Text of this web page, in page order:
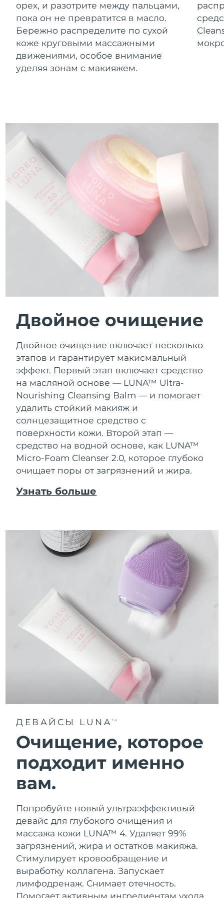
орех, и разотрите между пальцами,
пока он не превратится в масло.
Бережно распределите по сухой
коже круговыми массажными
движениями, особое внимание
уделяя зонам с макияжем.
Двойное очищение
Двойное очищение включает несколько
этапов и гарантирует макисмальный
эффект. Первый этап включает средство
на масляной основе — LUNA™ Ultra-
Nourishing Cleansing Balm — и помогает
удалить стойкий макияж и
солнцезащитное средство с
поверхности кожи. Второй этап —
средство на водной основе, как LUNA™
Micro-Foam Cleanser 2.0, которое глубоко
очищает поры от загрязнений и жира.
Узнать больше
ДЕВАЙСЫ LUNATM
Очищение, которое
подходит именно
вам.
Попробуйте новый ультраэффективый
девайс для глубокого очищения и
массажа кожи LUNA™ 4. Удаляет 99%
загрязнений, жира и остатков макияжа.
Стимулирует кровообращение и
выработку коллагена. Запускает
лимфодренаж. Снимает отечность.
08/08/2026
Словения
Ожидаемая дата доставки
08/08/2026
Южно-Африканская
Республика
Ожидаемая дата доставки
Испания
Швеция
Ожидаемая дата доставки
Швейцария
Ожидаемая дата доставки
08/08/2026
Тайвань
Ожидаемая дата доставки
13/08/2026
Ожидаемая дата доставки
12/08/2026
Ожидаемая дата доставки
Ожидаемая дата доставки
Соединенные
Штаты
Ожидаемая дата доставки
09/08/2026
Узбекистан
Ожидаемая дата доставки
Вьетнам
Ожидаемая дата доставки
14/08/2026